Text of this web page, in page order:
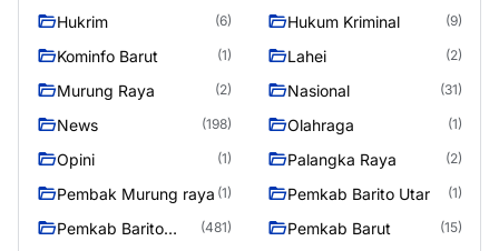
Hukrim (6) Hukum Kriminal (9)
Kominfo Barut (1) Lahei (2)
Murung Raya (2) Nasional (31)
News (198) Olahraga (1)
Opini (1) Palangka Raya (2)
Pembak Murung raya (1) Pemkab Barito Utar (1)
Pemkab Barito
(481) Pemkab Barut (15)